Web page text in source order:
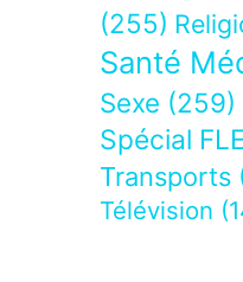
(255)
Santé
Sexe (259)
Spécial
Transports
Télévision